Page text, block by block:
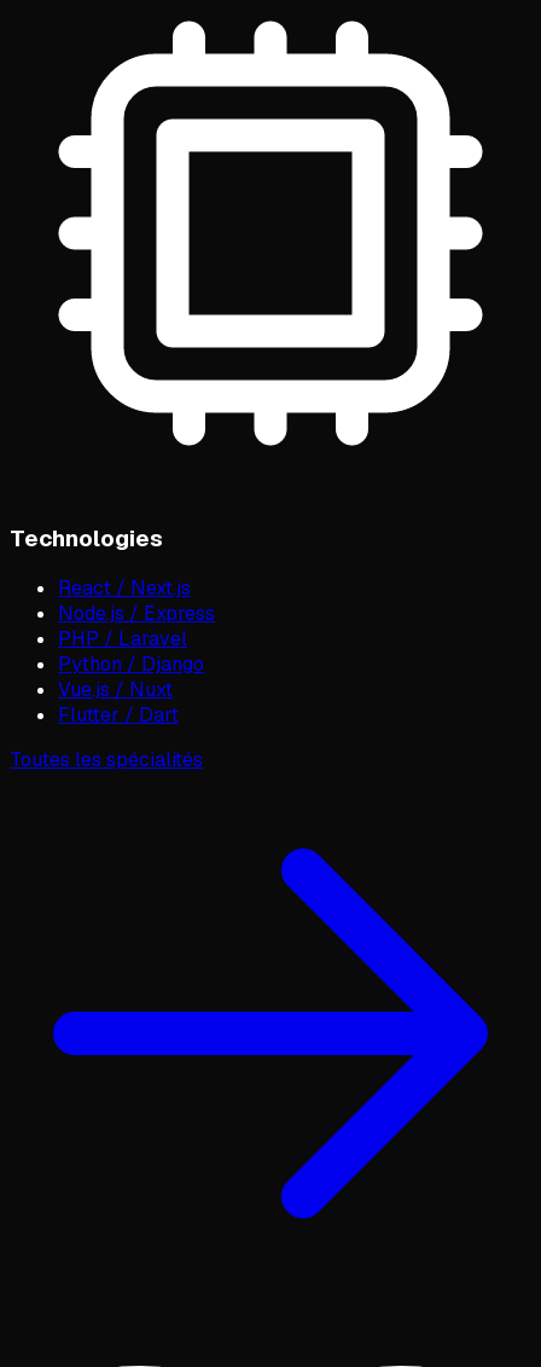
Technologies
React / Next.js
Node.js / Express
PHP / Laravel
Python / Django
Vue.js / Nuxt
Flutter / Dart
Toutes les spécialités